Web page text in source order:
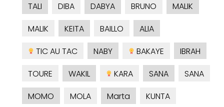
TALI
DIBA DABYA BRUNO
MALIK
MALIK
KEITA BAILLO
ALIA
TIC AU TAC
NABY BAKAYE
IBRAH
TOURE
WAKIL KARA SANA
SANA
MOMO
MOLA Marta
KUNTA